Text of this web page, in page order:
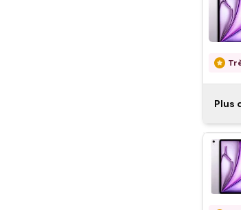
Plus